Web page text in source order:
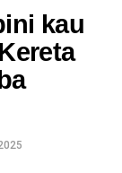
kau